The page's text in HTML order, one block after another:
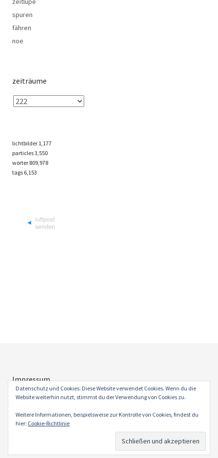
spuren
fähren
noe
zeiträume
lichtbilder 1,177
particles3,550
wörter 809,978
tags 6,153
Impressum
Datenschutz
Datenschutz und Cookies: Diese Website verwendet Cookies. Wenn du die
Website weiterhin nutzt, stimmst du der Verwendung von Cookies zu.
Weitere Informationen, beispielsweise zur Kontrolle von Cookies, findest du
hier: Cookie-Richtlinie